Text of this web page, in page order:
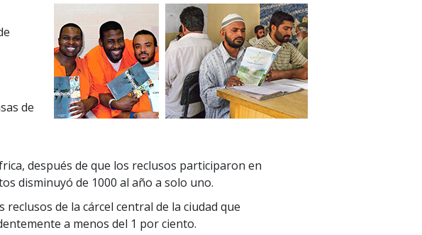
de
después de que los reclusos participaron en
disminuyó de 1000 al año a solo uno.
de la cárcel central de la ciudad que
a menos del 1 por ciento.